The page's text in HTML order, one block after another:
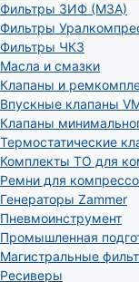
Фильтры ЗИФ (МЗА)
Фильтры
Фильтры ЧКЗ
Масла и смазки
Клапаны и
Впускные клапаны
Клапаны
Термостатические
Комплекты ТО для
Ремни для
Генераторы Zammer
Пневмоинструмент
Промышленная
Магистральные
Ресиверы